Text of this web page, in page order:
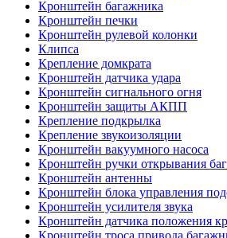
Кронштейн багажника
Кронштейн печки
Кронштейн рулевой колонки
Клипса
Крепление домкрата
Кронштейн датчика удара
Кронштейн сигнального огня
Кронштейн защиты АКПП
Крепление подкрылка
Крепление звукоизоляции
Кронштейн вакуумного насоса
Кронштейн ручки открывания
Кронштейн антенны
Кронштейн блока управления
Кронштейн усилителя звука
Кронштейн датчика положения
Кронштейн троса привода